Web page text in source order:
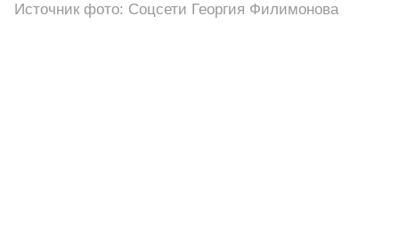
Источник фото: Соцсети Георгия Филимонова